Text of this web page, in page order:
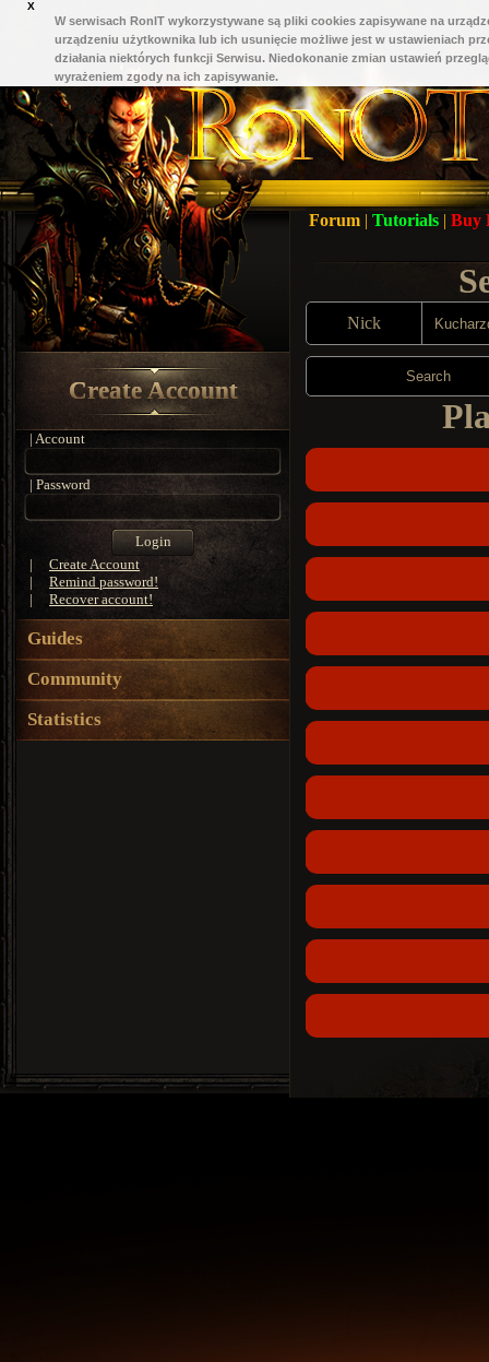
X
W serwisach RonIT wykorzystywane są pliki cookies zapisywane na
urządzeniu użytkownika lub ich usunięcie możliwe jest w ustawieniach
działania niektórych funkcji Serwisu. Niedokonanie zmian ustawień
wyrażeniem zgody na ich zapisywanie.
Create Account
| Account
| Password
|
Create Account
|
Remind password!
|
Recover account!
Guides
Community
Statistics
Forum | Tutorials | Buy
Nick
Search